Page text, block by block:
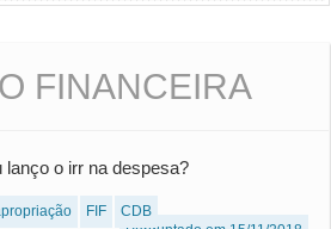
FINANCEIRA
o irr na despesa?
FIF
CDB